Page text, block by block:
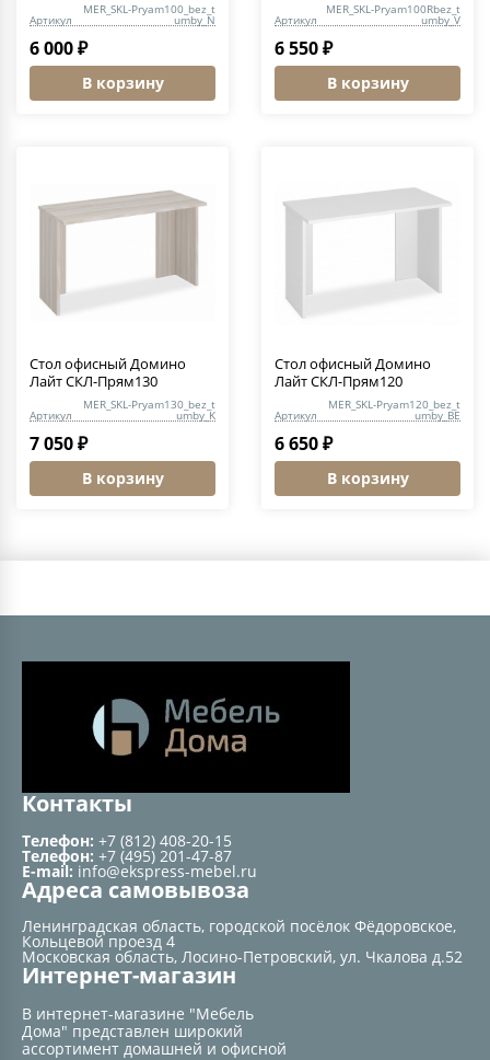
Артикул
MER_SKL-Pryam100_bez_t
umby_N
6 000 ₽
В корзину
Артикул
MER_SKL-Pryam100Rbez_t
umby_V
6 550 ₽
В корзину
Стол офисный Домино
Лайт СКЛ-Прям130
Артикул
MER_SKL-Pryam130_bez_t
umby_K
7 050 ₽
В корзину
Стол офисный Домино
Лайт СКЛ-Прям120
Артикул
MER_SKL-Pryam120_bez_t
umby_BE
6 650 ₽
В корзину
Контакты
Телефон: +7 (812) 408-20-15
Телефон: +7 (495) 201-47-87
E-mail: info@ekspress-mebel.ru
Адреса самовывоза
Ленинградская область, городской посёлок Фёдоровское,
Кольцевой проезд 4
Московская область, Лосино-Петровский, ул. Чкалова д.52
Интернет-магазин
В интернет-магазине "Мебель
Дома" представлен широкий
ассортимент домашней и офисной